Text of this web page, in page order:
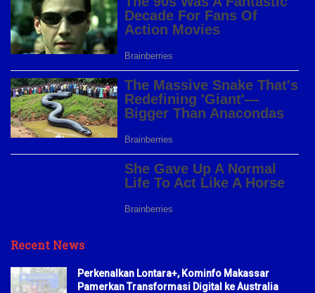
Recent News
Perkenalkan Lontara+, Kominfo Makassar
Pamerkan Transformasi Digital ke Australia